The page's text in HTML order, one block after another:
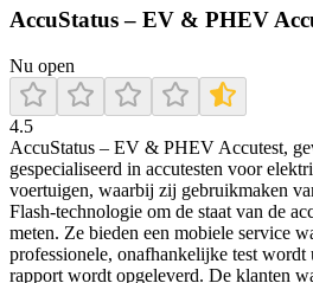
AccuStatus – EV & PHEV
Nu open
4.5
AccuStatus – EV & PHEV Accutest,
gespecialiseerd in accutesten voor
voertuigen, waarbij zij gebruikmaken
Flash‑technologie om de staat van de
meten. Ze bieden een mobiele service
professionele, onafhankelijke test wordt
rapport wordt opgeleverd. De klanten